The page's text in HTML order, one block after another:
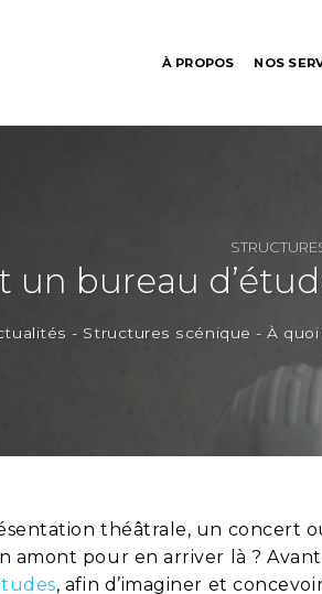
À PROPOS NOS
un bureau
- Structures scénique -À
théâtrale, un concert
amont pour en arriver là ?
, afin d’imaginer et